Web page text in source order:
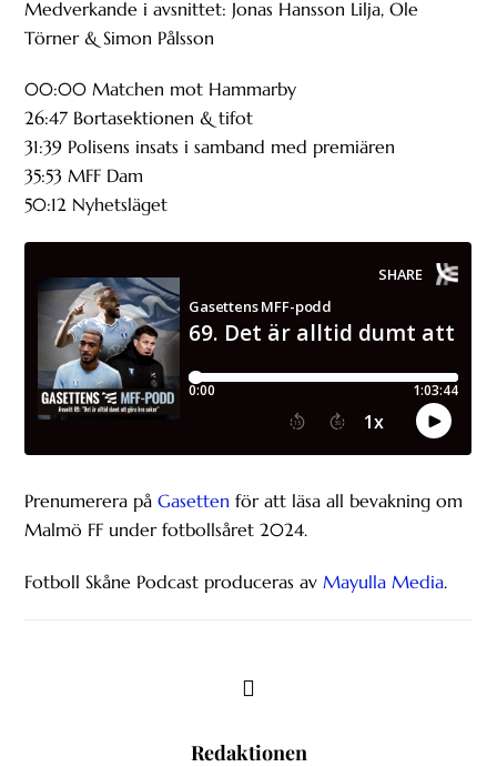
Medverkande i avsnittet: Jonas Hansson Lilja, Ole
Törner & Simon Pålsson
00:00 Matchen mot Hammarby
26:47 Bortasektionen & tifot
31:39 Polisens insats i samband med premiären
35:53 MFF Dam
50:12 Nyhetsläget
Prenumerera påGasetten för att läsa all bevakning om
Malmö FF under fotbollsåret 2024.
Fotboll Skåne Podcast produceras av Mayulla Media.
Redaktionen